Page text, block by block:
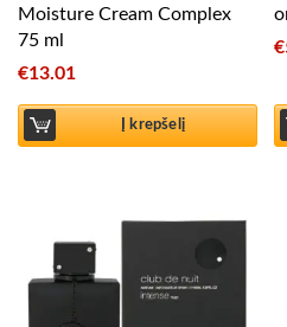
Moisture Cream Complex
75 ml
€13.01
Į krepšelį
€